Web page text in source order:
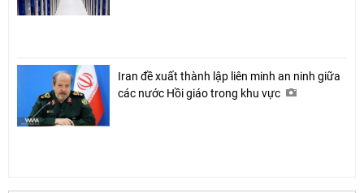
Iran đề xuất thành lập liên minh an ninh giữa
các nước Hồi giáo trong khu vực